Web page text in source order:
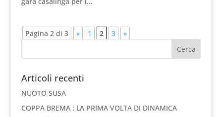
Pagina 2 di 3 « 1 2 3 »
Articoli recenti
NUOTO SUSA
COPPA BREMA : LA PRIMA VOLTA DI DINAMICA